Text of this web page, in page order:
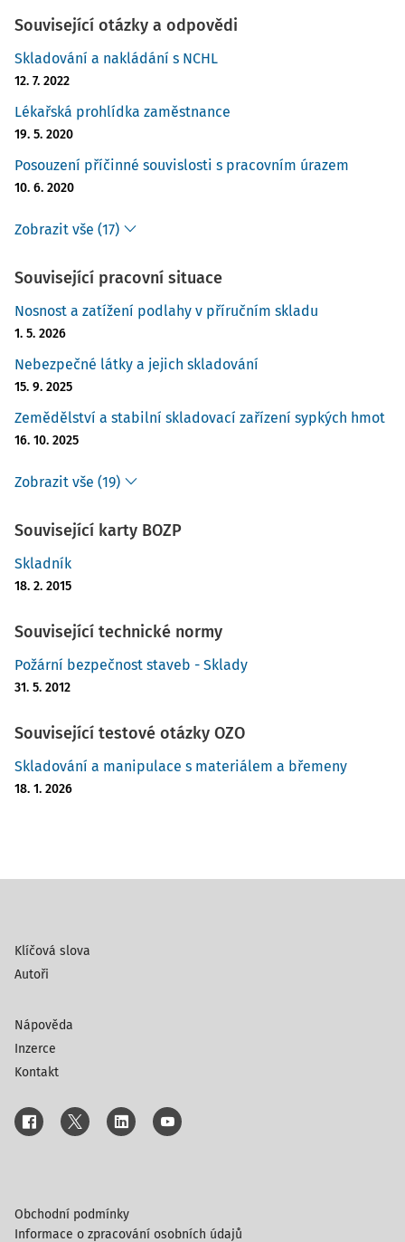
Související otázky a odpovědi
Skladování a nakládání s NCHL
12. 7. 2022
Lékařská prohlídka zaměstnance
19. 5. 2020
Posouzení příčinné souvislosti s pracovním úrazem
10. 6. 2020
Zobrazit vše (17)
Související pracovní situace
Nosnost a zatížení podlahy v příručním skladu
1. 5. 2026
Nebezpečné látky a jejich skladování
15. 9. 2025
Zemědělství a stabilní skladovací zařízení sypkých hmot
16. 10. 2025
Zobrazit vše (19)
Související karty BOZP
Skladník
18. 2. 2015
Související technické normy
Požární bezpečnost staveb - Sklady
31. 5. 2012
Související testové otázky OZO
Skladování a manipulace s materiálem a břemeny
18. 1. 2026
Klíčová slova
Autoři
Nápověda
Inzerce
Kontakt
Obchodní podmínky
Informace o zpracování osobních údajů